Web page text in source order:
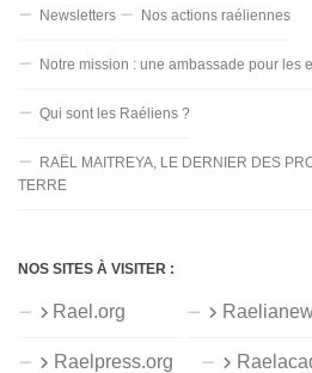
Newsletters Nos actions raéliennes
Notre mission : une ambassade pour les
Qui sont les Raéliens ?
RAËL MAITREYA, LE DERNIER DES
TERRE
NOS SITES À VISITER :
Rael.org
Raelpress.org